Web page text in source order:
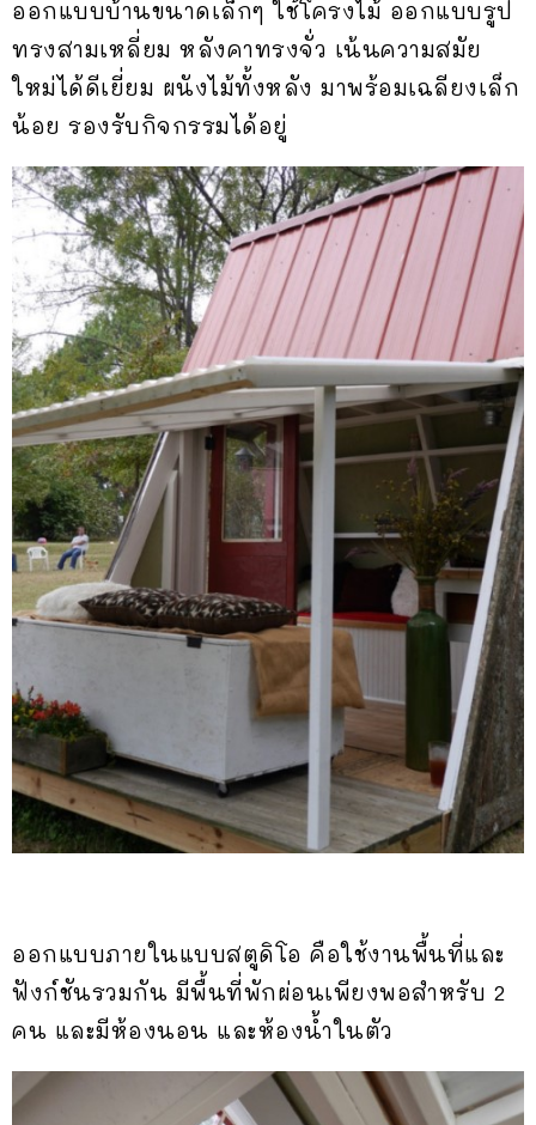
ออกแบบบ้านขนาดเล็กๆ ใช้โครงไม้ ออกแบบรูป
ทรงสามเหลี่ยม หลังคาทรงจั่ว เน้นความสมัย
ใหม่ได้ดีเยี่ยม ผนังไม้ทั้งหลัง มาพร้อมเฉลียงเล็ก
น้อย รองรับกิจกรรมได้อยู่
ออกแบบภายในแบบสตูดิโอ คือใช้งานพื้นที่และ
ฟังก์ชันรวมกัน มีพื้นที่พักผ่อนเพียงพอสำหรับ 2
คน และมีห้องนอน และห้องน้ำในตัว